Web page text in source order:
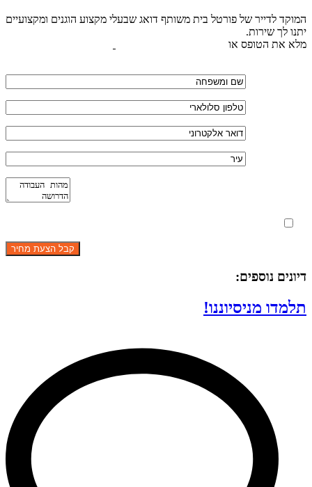
המוקד לדייר של פורטל בית משותף דואג שבעלי מקצוע הוגנים ומקצועיים
יתנו לך שירות.
מלא את הטופס או
דיונים נוספים:
תלמדו מניסיוננו!